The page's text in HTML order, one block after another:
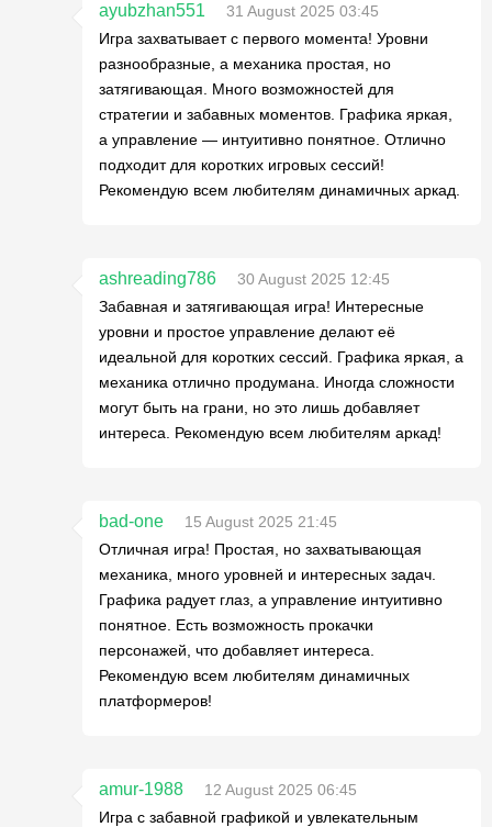
ayubzhan551
31 August 2025 03:45
Игра захватывает с первого момента! Уровни
разнообразные, а механика простая, но
затягивающая. Много возможностей для
стратегии и забавных моментов. Графика яркая,
а управление — интуитивно понятное. Отлично
подходит для коротких игровых сессий!
Рекомендую всем любителям динамичных аркад.
ashreading786
30 August 2025 12:45
Забавная и затягивающая игра! Интересные
уровни и простое управление делают её
идеальной для коротких сессий. Графика яркая, а
механика отлично продумана. Иногда сложности
могут быть на грани, но это лишь добавляет
интереса. Рекомендую всем любителям аркад!
bad-one
15 August 2025 21:45
Отличная игра! Простая, но захватывающая
механика, много уровней и интересных задач.
Графика радует глаз, а управление интуитивно
понятное. Есть возможность прокачки
персонажей, что добавляет интереса.
Рекомендую всем любителям динамичных
платформеров!
amur-1988
12 August 2025 06:45
Игра с забавной графикой и увлекательным